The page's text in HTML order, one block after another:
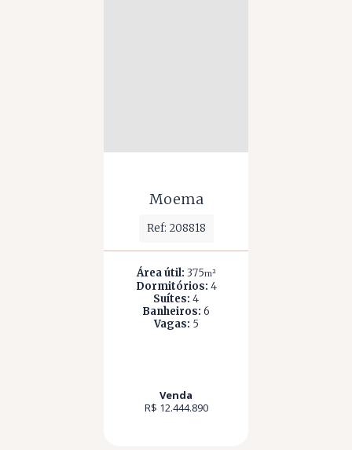
Moema
Ref: 208818
Área útil: 375m²
Dormitórios: 4
Suítes: 4
Banheiros: 6
Vagas: 5
Venda
R$ 12.444.890